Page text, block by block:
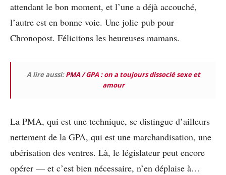
attendant le bon moment, et l’une a déjà accouché,
l’autre est en bonne voie. Une jolie pub pour
Chronopost. Félicitons les heureuses mamans.
A lire aussi:PMA / GPA : on a toujours dissocié sexe et
amour
La PMA, qui est une technique, se distingue d’ailleurs
nettement de la GPA, qui est une marchandisation, une
ubérisation des ventres. Là, le législateur peut encore
opérer — et c’est bien nécessaire, n’en déplaise à…